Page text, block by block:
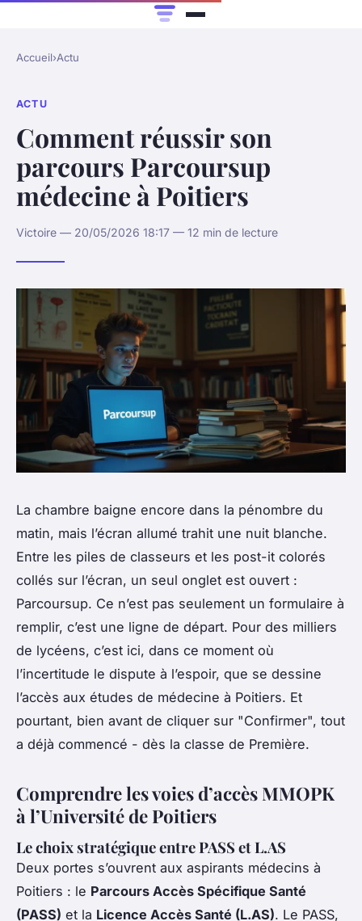
Accueil›Actu
ACTU
Comment réussir son
parcours Parcoursup
médecine à Poitiers
Victoire — 20/05/2026 18:17 — 12 min de lecture
La chambre baigne encore dans la pénombre du
matin, mais l’écran allumé trahit une nuit blanche.
Entre les piles de classeurs et les post-it colorés
collés sur l’écran, un seul onglet est ouvert :
Parcoursup. Ce n’est pas seulement un formulaire à
remplir, c’est une ligne de départ. Pour des milliers
de lycéens, c’est ici, dans ce moment où
l’incertitude le dispute à l’espoir, que se dessine
l’accès aux études de médecine à Poitiers. Et
pourtant, bien avant de cliquer sur "Confirmer", tout
a déjà commencé - dès la classe de Première.
Comprendre les voies d’accès MMOPK
à l’Université de Poitiers
Le choix stratégique entre PASS et L.AS
Deux portes s’ouvrent aux aspirants médecins à
Poitiers : le Parcours Accès Spécifique Santé
(PASS) et la Licence Accès Santé (L.AS). Le PASS,